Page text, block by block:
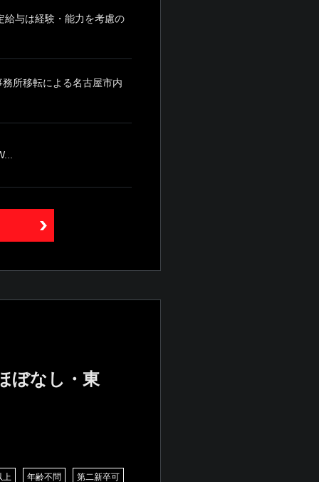
与は経験・能力を考慮の
所移転による名古屋市内
ぼなし・東
上 年齢不問 第二新卒可